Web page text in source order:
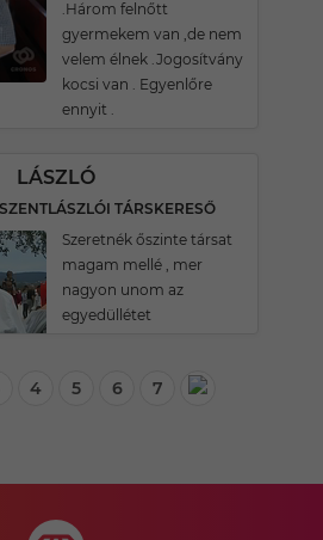
.Három felnőtt
gyermekem van ,de nem
velem élnek .Jogosítvány
kocsi van . Egyenlőre
ennyit .
LÁSZLÓ
TÁRSKERESŐ
Szeretnék őszinte társat
magam mellé , mer
nagyon unom az
egyedüllétet
4 5 6 7